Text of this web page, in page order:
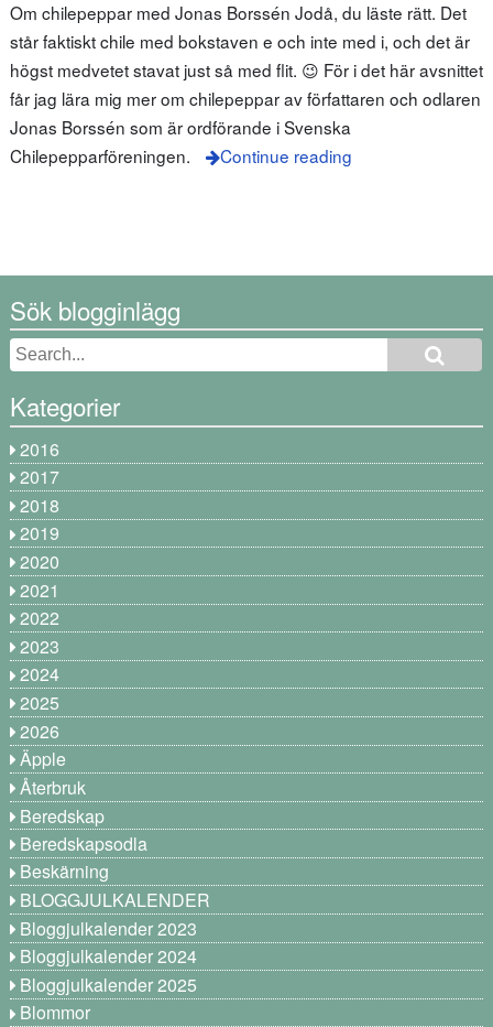
Om chilepeppar med Jonas Borssén Jodå, du läste rätt. Det
står faktiskt chile med bokstaven e och inte med i, och det är
högst medvetet stavat just så med flit. 😉 För i det här avsnittet
får jag lära mig mer om chilepeppar av författaren och odlaren
Jonas Borssén som är ordförande i Svenska
Chilepepparföreningen.
Continue reading
Sök blogginlägg
Kategorier
2016
2017
2018
2019
2020
2021
2022
2023
2024
2025
2026
Äpple
Återbruk
Beredskap
Beredskapsodla
Beskärning
BLOGGJULKALENDER
Bloggjulkalender 2023
Bloggjulkalender 2024
Bloggjulkalender 2025
Blommor